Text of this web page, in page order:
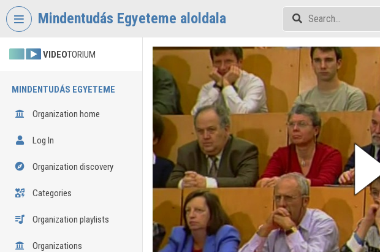
Skip header
Mindentudás Egyeteme aloldala
VIDEOTORIUM
MINDENTUDÁS EGYETEME
Organization home
Log In
Organization discovery
Categories
Organization playlists
Organizations